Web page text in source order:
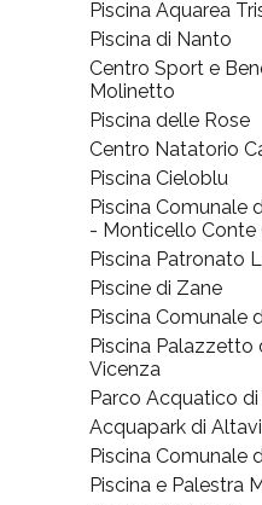
Piscina Aquarea
Piscina di Nanto
Centro Sport e
Molinetto
Piscina delle Rose
Centro Natatorio
Piscina Cieloblu
Piscina Comunale
- Monticello Conte
Piscina Patronato
Piscine di Zane
Piscina Comunale
Piscina Palazzetto
Vicenza
Parco Acquatico di
Acquapark di
Piscina Comunale
Piscina e Palestra